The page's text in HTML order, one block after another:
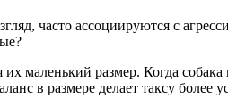
часто ассоциируются с
маленький размер. Когда
в размере делает таксу более